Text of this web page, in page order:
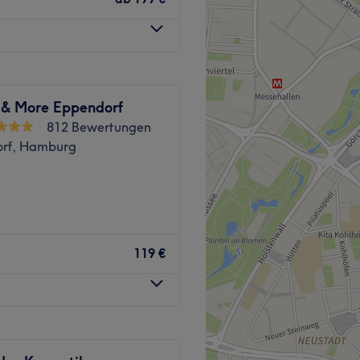
Zurück zur Salonansicht
Herzen von Hamburg-
einzigartiges Erlebnis in
More Eppendorf
812 Bewertungen
Hamburg
119 €